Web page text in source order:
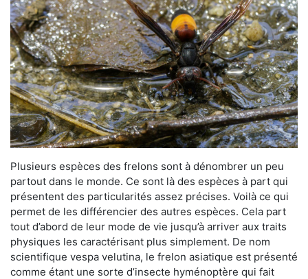
Plusieurs espèces des frelons sont à dénombrer un peu
partout dans le monde. Ce sont là des espèces à part qui
présentent des particularités assez précises. Voilà ce qui
permet de les différencier des autres espèces. Cela part
tout d’abord de leur mode de vie jusqu’à arriver aux traits
physiques les caractérisant plus simplement. De nom
scientifique vespa velutina, le frelon asiatique est présenté
comme étant une sorte d’insecte hyménoptère qui fait